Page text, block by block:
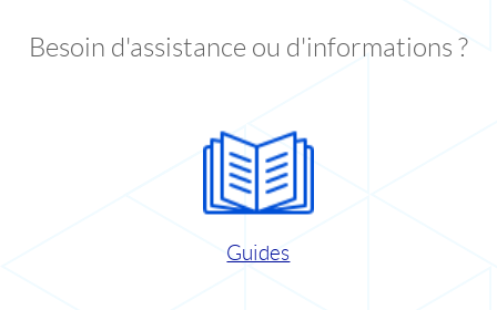
Besoin d'assistance ou d'informations ?
Guides